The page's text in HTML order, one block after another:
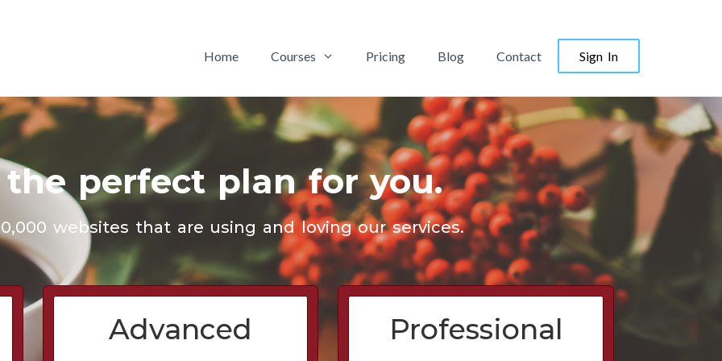
Home Courses Pricing Blog Contact Sign In
the perfect plan for you.
websites that are using and loving our services.
Advanced Professional